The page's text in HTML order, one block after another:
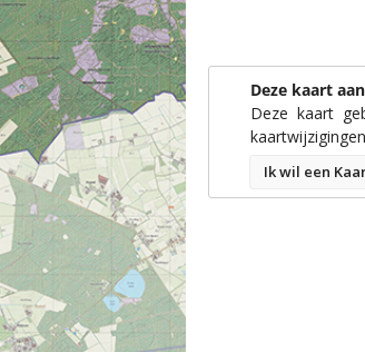
Deze kaart
Deze kaart
Ik wil een